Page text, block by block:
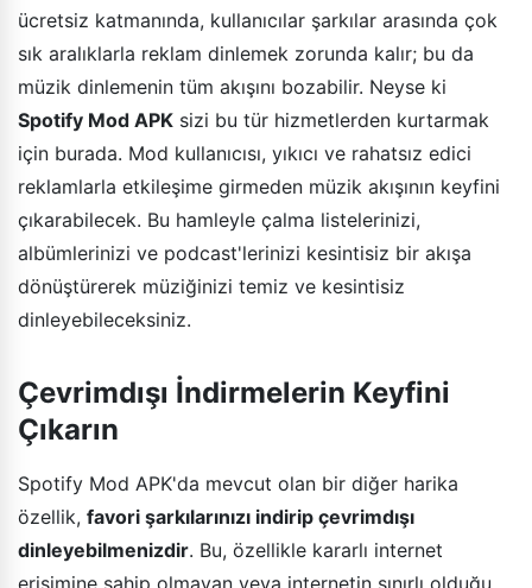
ücretsiz katmanında, kullanıcılar şarkılar arasında çok
sık aralıklarla reklam dinlemek zorunda kalır; bu da
müzik dinlemenin tüm akışını bozabilir. Neyse ki
Spotify Mod APK sizi bu tür hizmetlerden kurtarmak
için burada. Mod kullanıcısı, yıkıcı ve rahatsız edici
reklamlarla etkileşime girmeden müzik akışının keyfini
çıkarabilecek. Bu hamleyle çalma listelerinizi,
albümlerinizi ve podcast'lerinizi kesintisiz bir akışa
dönüştürerek müziğinizi temiz ve kesintisiz
dinleyebileceksiniz.
Çevrimdışı İndirmelerin Keyfini
Çıkarın
Spotify Mod APK'da mevcut olan bir diğer harika
özellik, favori şarkılarınızı indirip çevrimdışı
dinleyebilmenizdir. Bu, özellikle kararlı internet
erişimine sahip olmayan veya internetin sınırlı olduğu